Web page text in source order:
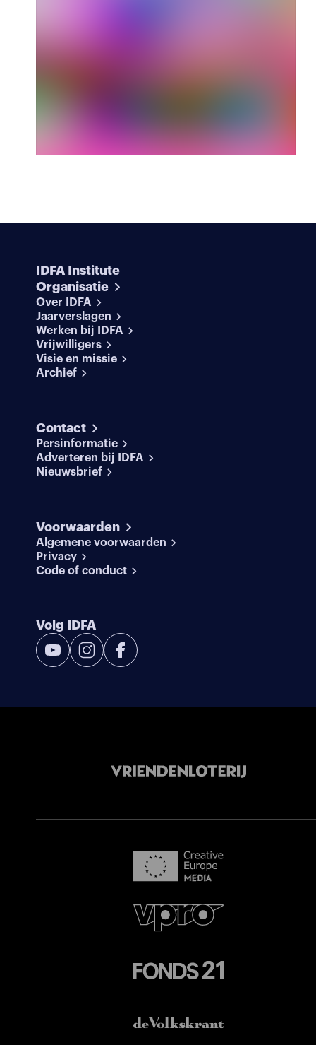
IDFA Institute
Organisatie
Over IDFA
Jaarverslagen
Werken bij IDFA
Vrijwilligers
Visie en missie
Archief
Contact
Persinformatie
Adverteren bij IDFA
Nieuwsbrief
Voorwaarden
Algemene voorwaarden
Privacy
Code of conduct
Volg IDFA